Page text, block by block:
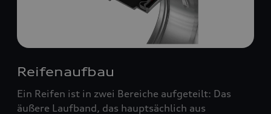
Reifenaufbau
Ein Reifen ist in zwei Bereiche aufgeteilt: Das
äußere Laufband, das hauptsächlich aus